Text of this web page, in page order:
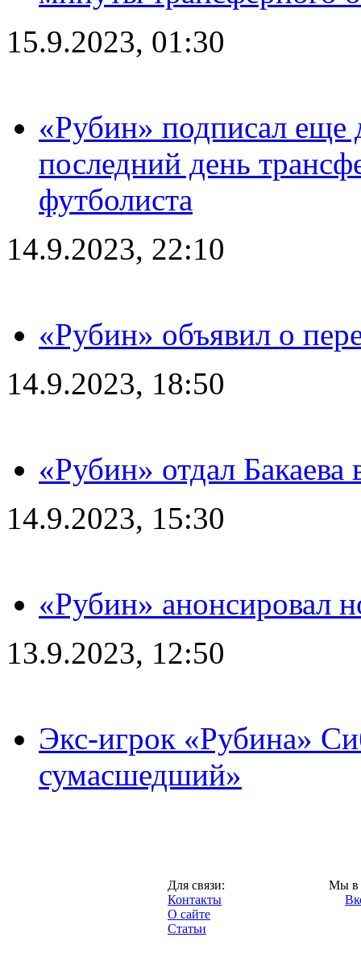
15.9.2023, 01:30
«Рубин» подписал еще
последний день
футболиста
14.9.2023, 22:10
«Рубин» объявил о
14.9.2023, 18:50
«Рубин» отдал
14.9.2023, 15:30
«Рубин» анонсировал
13.9.2023, 12:50
Экс-игрок «Рубина»
сумасшедший»
Для связи:
Контакты
О сайте
Статьи
Мы в